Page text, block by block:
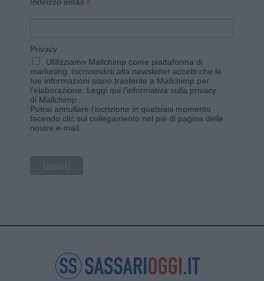
*
Privacy
Utilizziamo Mailchimp come piattaforma di
marketing. Iscrivendoti alla newsletter accetti che le
tue informazioni siano trasferite a Mailchimp per
l'elaborazione. Leggi qui l'informativa sulla privacy
di Mailchimp
Potrai annullare l'iscrizione in qualsiasi momento
facendo clic sul collegamento nel piè di pagina delle
nostre e-mail.